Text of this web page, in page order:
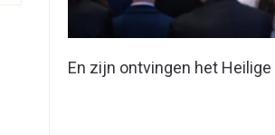
En zijn ontvingen het